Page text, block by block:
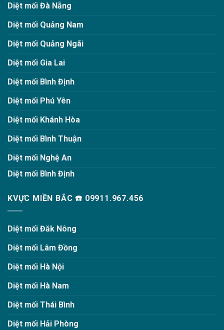
Diệt mối Đà Nẵng
Diệt mối Quảng Nam
Diệt mối Quảng Ngãi
Diệt mối Gia Lai
Diệt mối Bình Định
Diệt mối Phú Yên
Diệt mối Khánh Hòa
Diệt mối Bình Thuận
Diệt mối Nghệ An
Diệt mối Bình Định
KVỰC MIỀN BẮC ☎️ 09911.967.456
Diệt mối Đăk Nông
Diệt mối Lâm Đồng
Diệt mối Hà Nội
Diệt mối Hà Nam
Diệt mối Thái Bình
Diệt mối Hải Phòng